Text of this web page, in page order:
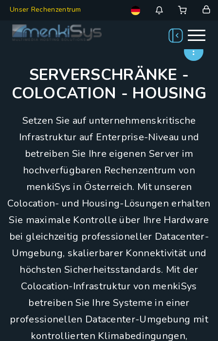
Unser Rechenzentrum
SERVERSCHRÄNKE -
COLOCATION - HOUSING
Setzen Sie auf unternehmenskritische
Infrastruktur auf Enterprise-Niveau und
betreiben Sie Ihre eigenen Server im
hochverfügbaren Rechenzentrum von
menkiSys in Österreich. Mit unseren
Colocation- und Housing-Lösungen erhalten
Sie maximale Kontrolle über Ihre Hardware
bei gleichzeitig professioneller Datacenter-
Umgebung, skalierbarer Konnektivität und
höchsten Sicherheitsstandards. Mit der
Colocation-Infrastruktur von menkiSys
betreiben Sie Ihre Systeme in einer
professionellen Datacenter-Umgebung mit
kontrollierten Klimabedingungen,